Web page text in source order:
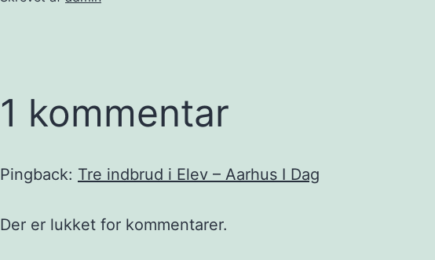
1 kommentar
Pingback: Tre indbrud i Elev – Aarhus I Dag
Der er lukket for kommentarer.